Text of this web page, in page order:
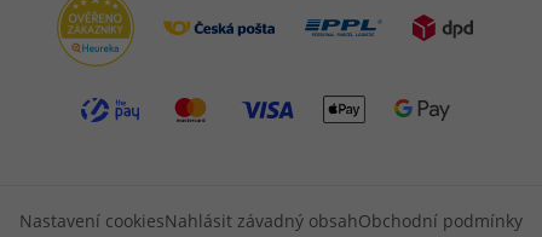
Nastavení cookiesNahlásit závadný obsahObchodní podmínky